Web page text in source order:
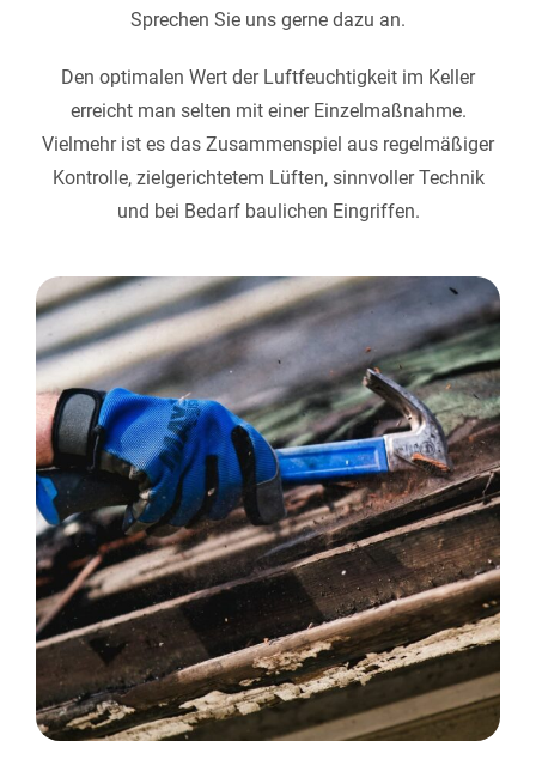
Sprechen Sie uns gerne dazu an.
Den optimalen Wert der Luftfeuchtigkeit im Keller
erreicht man selten mit einer Einzelmaßnahme.
Vielmehr ist es das Zusammenspiel aus regelmäßiger
Kontrolle, zielgerichtetem Lüften, sinnvoller Technik
und bei Bedarf baulichen Eingriffen.